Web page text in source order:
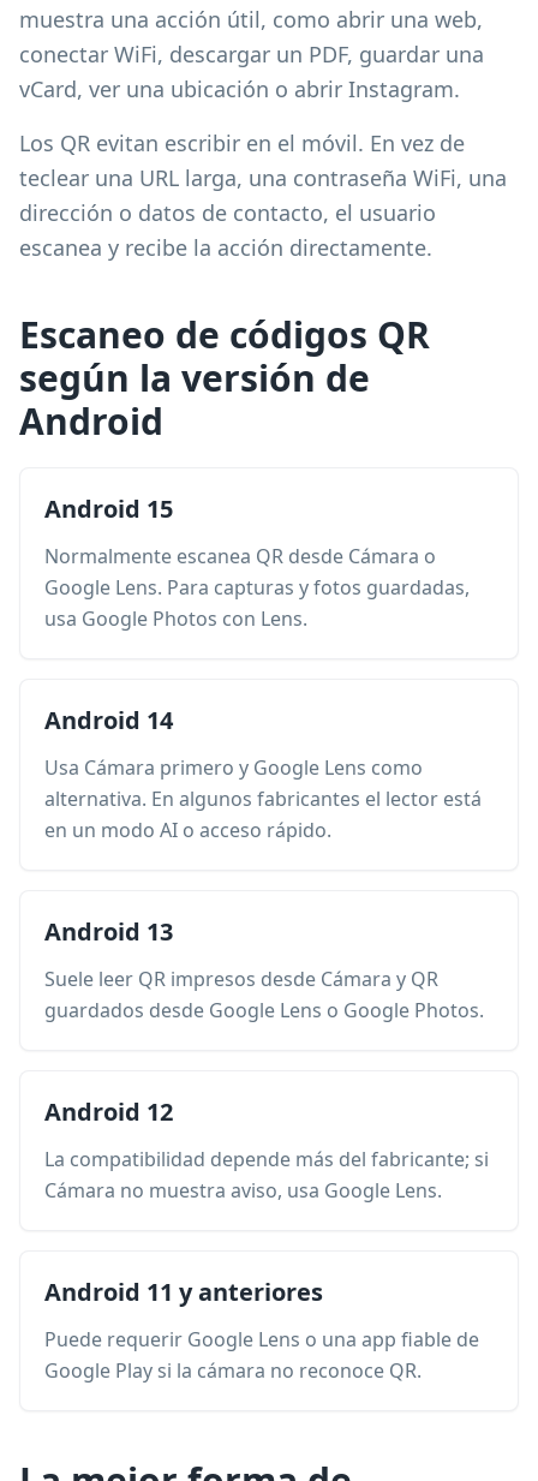
muestra una acción útil, como abrir una web,
conectar WiFi, descargar un PDF, guardar una
vCard, ver una ubicación o abrir Instagram.
Los QR evitan escribir en el móvil. En vez de
teclear una URL larga, una contraseña WiFi, una
dirección o datos de contacto, el usuario
escanea y recibe la acción directamente.
Escaneo de códigos QR
según la versión de
Android
Android 15
Normalmente escanea QR desde Cámara o
Google Lens. Para capturas y fotos guardadas,
usa Google Photos con Lens.
Android 14
Usa Cámara primero y Google Lens como
alternativa. En algunos fabricantes el lector está
en un modo AI o acceso rápido.
Android 13
Suele leer QR impresos desde Cámara y QR
guardados desde Google Lens o Google Photos.
Android 12
La compatibilidad depende más del fabricante; si
Cámara no muestra aviso, usa Google Lens.
Android 11 y anteriores
Puede requerir Google Lens o una app fiable de
Google Play si la cámara no reconoce QR.